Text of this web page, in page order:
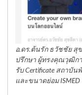
อ.ดร.ต้นรัก ธวัชชัย สุ
ปรึกษา ผู้ทรงคุณวุฒิก
รับ Certificate สถาบั
และขนาดย่อม ISMED